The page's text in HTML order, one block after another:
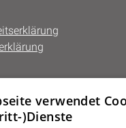
verwendet
)Dienste